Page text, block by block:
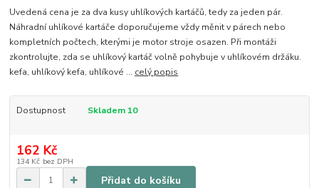
Uvedená cena je za dva kusy uhlíkových kartáčů, tedy za jeden pár.
Náhradní uhlíkové kartáče doporučujeme vždy měnit v párech nebo
kompletních počtech, kterými je motor stroje osazen. Při montáži
zkontrolujte, zda se uhlíkový kartáč volně pohybuje v uhlíkovém držáku.
kefa, uhlíkový kefa, uhlíkové ... celý popis
Dostupnost Skladem 10
162 Kč
134 Kč bez DPH
Přidat do košíku